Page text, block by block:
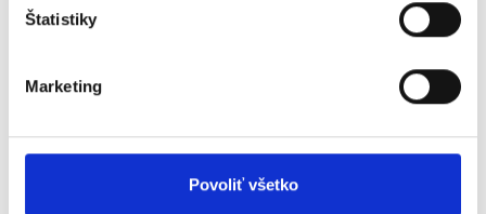
Štatistiky
Marketing
Povoliť všetko